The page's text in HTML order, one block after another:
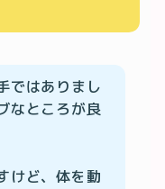
ではありまし
なところが良
けど、体を動